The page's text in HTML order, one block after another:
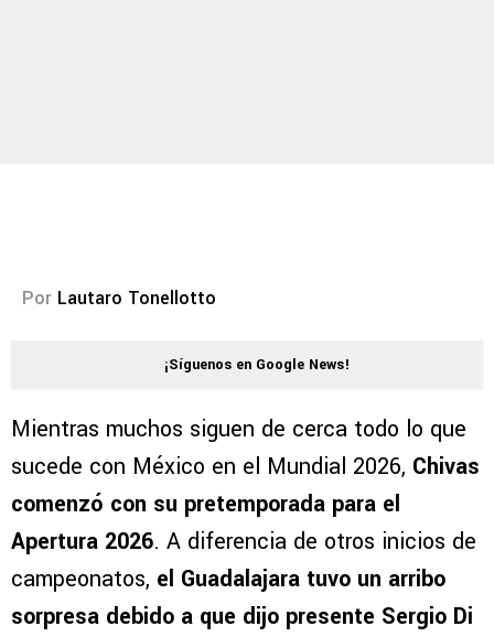
Por Lautaro Tonellotto
¡Síguenos en Google News!
Mientras muchos siguen de cerca todo lo que
sucede con México en el Mundial 2026, Chivas
comenzó con su pretemporada para el
Apertura 2026. A diferencia de otros inicios de
campeonatos, el Guadalajara tuvo un arribo
sorpresa debido a que dijo presente Sergio Di